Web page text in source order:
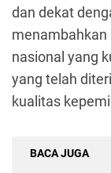
dan dekat
menambahkan
nasional yang
yang telah
kualitas
BACA JUGA